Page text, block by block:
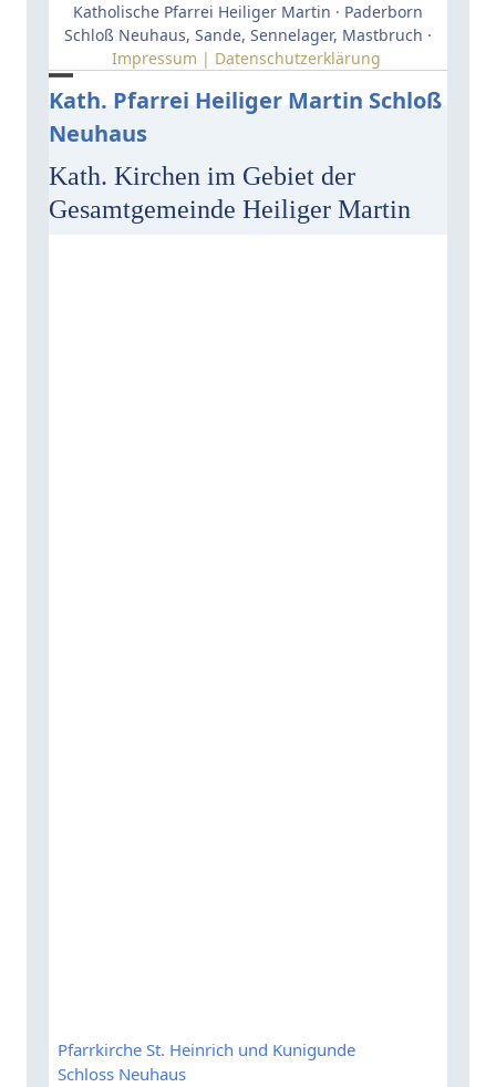
Katholische Pfarrei Heiliger Martin · Paderborn
Schloß Neuhaus, Sande, Sennelager, Mastbruch ·
Impressum | Datenschutzerklärung
Kath. Pfarrei Heiliger Martin Schloß
Neuhaus
Open
mobile
menu
Close
mobile
menu
Kath. Kirchen im Gebiet der
Gesamtgemeinde Heiliger Martin
Pfarrkirche St. Heinrich und Kunigunde
Schloss Neuhaus